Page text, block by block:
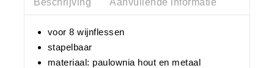
voor 8 wijnflessen
stapelbaar
materiaal: paulownia hout en metaal